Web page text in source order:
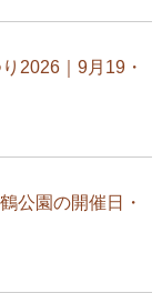
2026｜9月19・
公園の開催日・